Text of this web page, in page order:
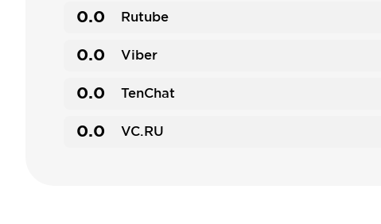
0.0 Rutube
0.0 Viber
0.0 TenChat
0.0 VC.RU